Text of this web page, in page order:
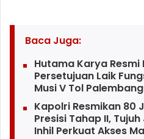
Baca Juga:
Hutama Karya
Persetujuan Laik
Musi V Tol
Kapolri Resmikan 80
Presisi Tahap II,
Inhil Perkuat Akses